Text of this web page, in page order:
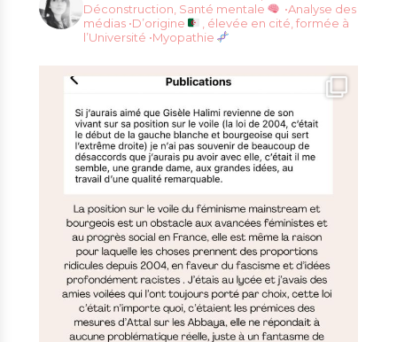
Déconstruction, Santé mentale
•Analyse des
médias •D’origine
, élevée en cité, formée à
l’Université •Myopathie